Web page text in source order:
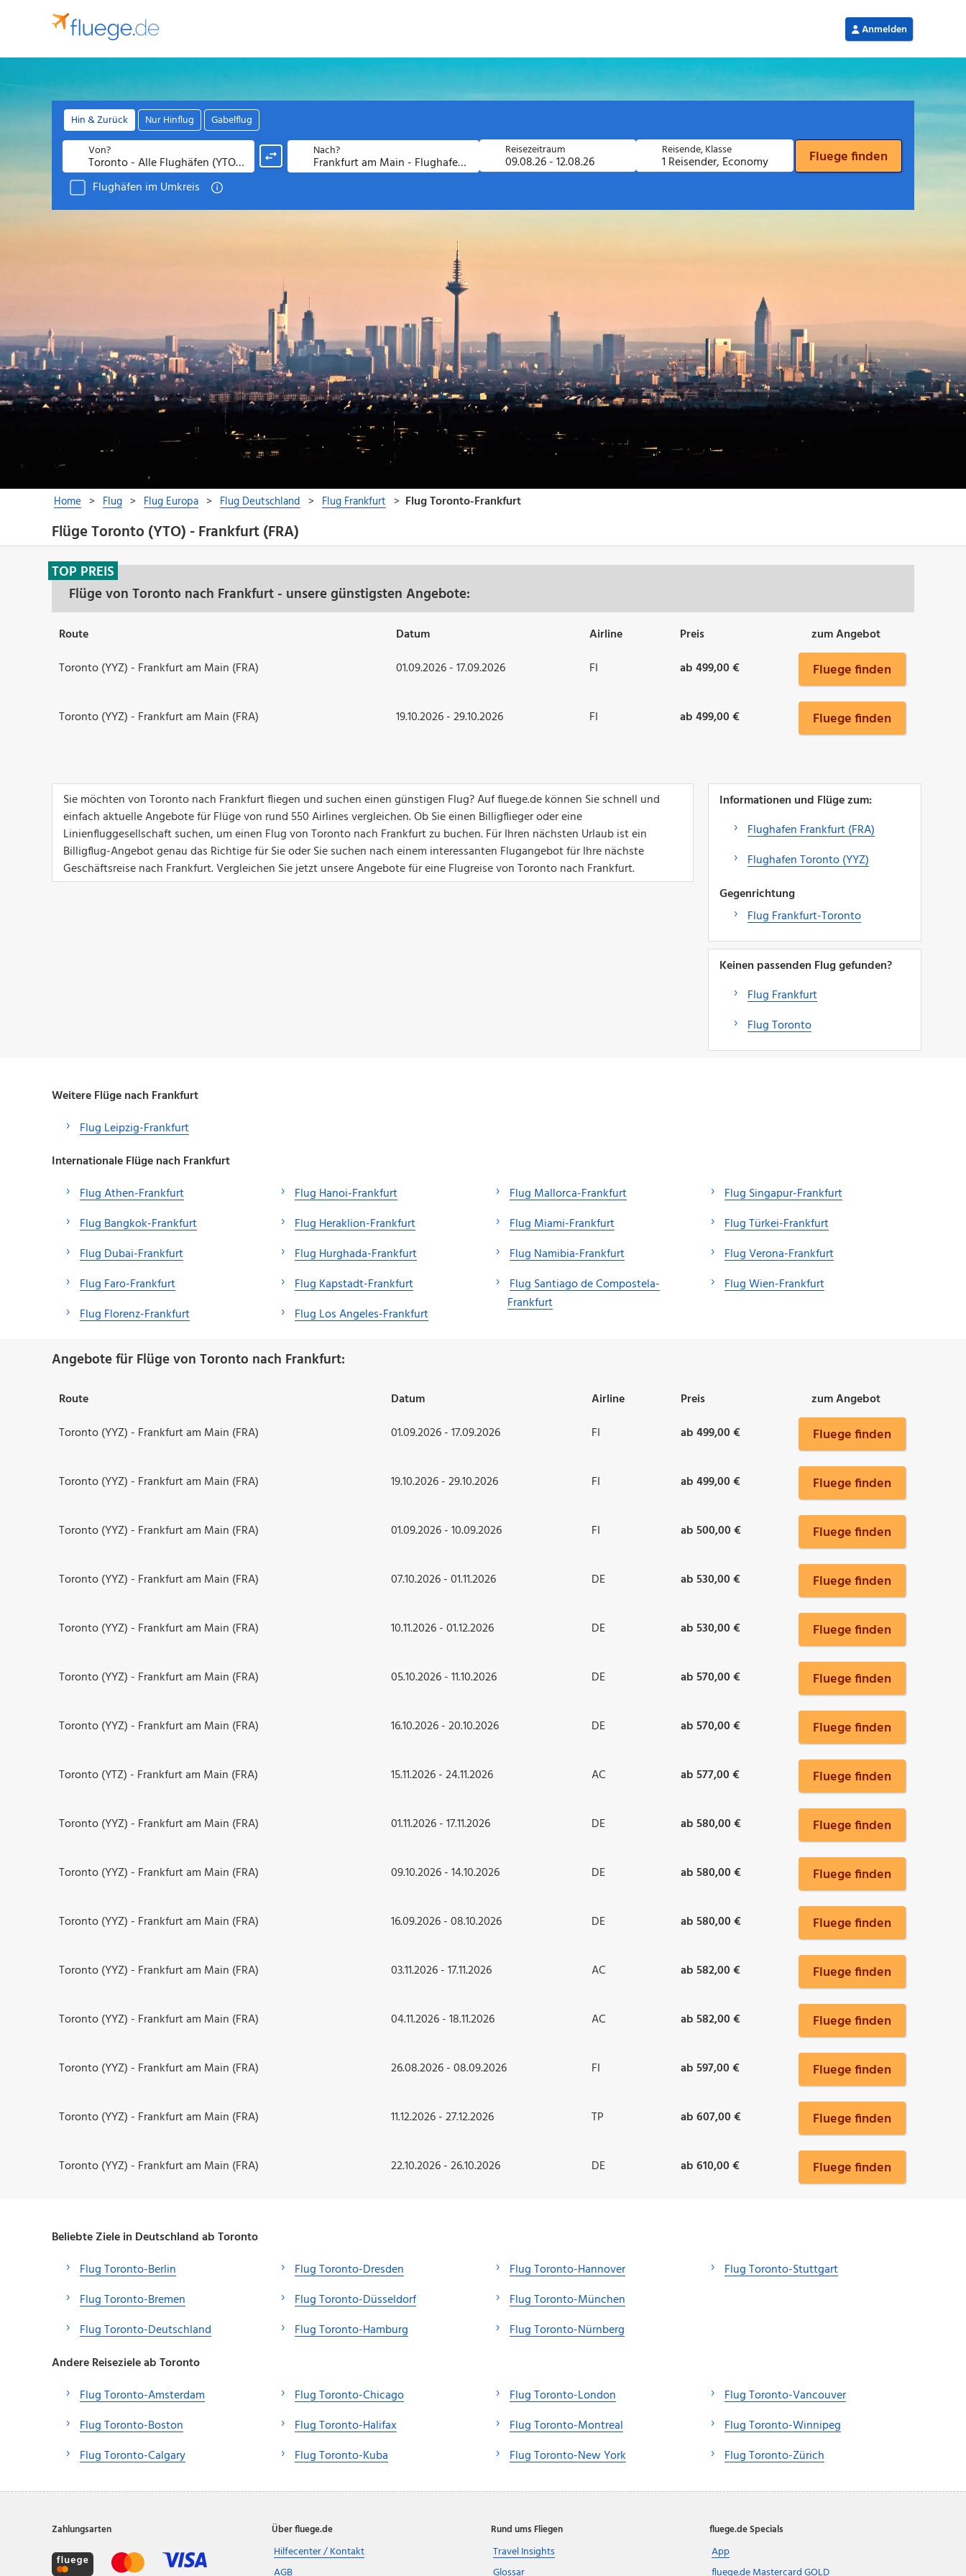
Flüge Toronto (YTO) - Frankfurt (FRA)
Flüge von Toronto nach Frankfurt - unsere günstigsten Angebote:
TOP PREIS
Route Datum Airline Preis
zum Angebot
Toronto (YYZ) - Frankfurt am Main (FRA)
01.09.2026 - 17.09.2026 FI ab 499,00 € Fluege finden
Toronto (YYZ) - Frankfurt am Main (FRA) 19.10.2026 - 29.10.2026 FI ab 499,00 € Fluege finden
Sie möchten von Toronto nach Frankfurt fliegen und suchen einen günstigen Flug? Auf fluege.de können Sie schnell und
einfach aktuelle Angebote für Flüge von rund 550 Airlines vergleichen. Ob Sie einen Billigflieger oder eine
Linienfluggesellschaft suchen, um einen Flug von Toronto nach Frankfurt zu buchen. Für Ihren nächsten Urlaub ist ein
Billigflug-Angebot genau das Richtige für Sie oder Sie suchen nach einem interessanten Flugangebot für Ihre nächste
Geschäftsreise nach Frankfurt. Vergleichen Sie jetzt unsere Angebote für eine Flugreise von Toronto nach Frankfurt.
Informationen und Flüge zum:
Flughafen Frankfurt (FRA)
Flughafen Toronto (YYZ)
Gegenrichtung
Flug Frankfurt-Toronto
Keinen passenden Flug gefunden?
Flug Frankfurt
Flug Toronto
Weitere Flüge nach Frankfurt
Flug Leipzig-Frankfurt
Internationale Flüge nach Frankfurt
Flug Athen-Frankfurt
Flug Bangkok-Frankfurt
Flug Dubai-Frankfurt
Flug Faro-Frankfurt
Flug Florenz-Frankfurt
Flug Hanoi-Frankfurt
Flug Heraklion-Frankfurt
Flug Hurghada-Frankfurt
Flug Kapstadt-Frankfurt
Flug Los Angeles-Frankfurt
Flug Mallorca-Frankfurt
Flug Miami-Frankfurt
Flug Namibia-Frankfurt
Flug Santiago de Compostela-
Frankfurt
Flug Singapur-Frankfurt
Flug Türkei-Frankfurt
Flug Verona-Frankfurt
Flug Wien-Frankfurt
Angebote für Flüge von Toronto nach Frankfurt:
Route Datum Airline Preis
zum Angebot
Toronto (YYZ) - Frankfurt am Main (FRA)
01.09.2026 - 17.09.2026 FI ab 499,00 € Fluege finden
Toronto (YYZ) - Frankfurt am Main (FRA) 19.10.2026 - 29.10.2026 FI ab 499,00 € Fluege finden
Toronto (YYZ) - Frankfurt am Main (FRA) 01.09.2026 - 10.09.2026 FI ab 500,00 € Fluege finden
Toronto (YYZ) - Frankfurt am Main (FRA) 07.10.2026 - 01.11.2026 DE ab 530,00 € Fluege finden
Toronto (YYZ) - Frankfurt am Main (FRA) 10.11.2026 - 01.12.2026 DE ab 530,00 € Fluege finden
Toronto (YYZ) - Frankfurt am Main (FRA) 05.10.2026 - 11.10.2026 DE ab 570,00 € Fluege finden
Toronto (YYZ) - Frankfurt am Main (FRA) 16.10.2026 - 20.10.2026 DE ab 570,00 € Fluege finden
Toronto (YTZ) - Frankfurt am Main (FRA) 15.11.2026 - 24.11.2026 AC ab 577,00 € Fluege finden
Toronto (YYZ) - Frankfurt am Main (FRA) 01.11.2026 - 17.11.2026 DE ab 580,00 € Fluege finden
Toronto (YYZ) - Frankfurt am Main (FRA) 09.10.2026 - 14.10.2026 DE ab 580,00 € Fluege finden
Toronto (YYZ) - Frankfurt am Main (FRA) 16.09.2026 - 08.10.2026 DE ab 580,00 € Fluege finden
Toronto (YYZ) - Frankfurt am Main (FRA) 03.11.2026 - 17.11.2026 AC ab 582,00 € Fluege finden
Toronto (YYZ) - Frankfurt am Main (FRA) 04.11.2026 - 18.11.2026 AC ab 582,00 € Fluege finden
Toronto (YYZ) - Frankfurt am Main (FRA) 26.08.2026 - 08.09.2026 FI ab 597,00 € Fluege finden
Toronto (YYZ) - Frankfurt am Main (FRA) 11.12.2026 - 27.12.2026 TP ab 607,00 € Fluege finden
Toronto (YYZ) - Frankfurt am Main (FRA) 22.10.2026 - 26.10.2026 DE ab 610,00 € Fluege finden
Beliebte Ziele in Deutschland ab Toronto
Flug Toronto-Berlin
Flug Toronto-Bremen
Flug Toronto-Deutschland
Flug Toronto-Dresden
Flug Toronto-Düsseldorf
Flug Toronto-Hamburg
Flug Toronto-Hannover
Flug Toronto-München
Flug Toronto-Nürnberg
Flug Toronto-Stuttgart
Andere Reiseziele ab Toronto
Flug Toronto-Amsterdam
Flug Toronto-Boston
Flug Toronto-Calgary
Flug Toronto-Chicago
Flug Toronto-Halifax
Flug Toronto-Kuba
Flug Toronto-London
Flug Toronto-Montreal
Flug Toronto-New York
Flug Toronto-Vancouver
Flug Toronto-Winnipeg
Flug Toronto-Zürich